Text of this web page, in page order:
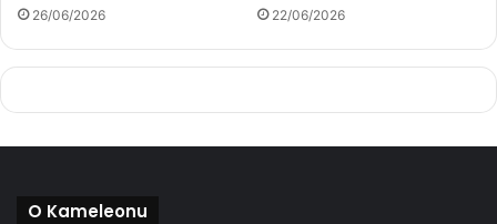
26/06/2026 22/06/2026
O Kameleonu